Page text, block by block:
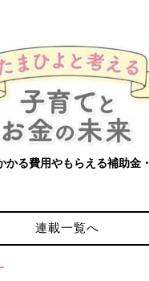
る補助金・助成金をわかり
連載一覧へ